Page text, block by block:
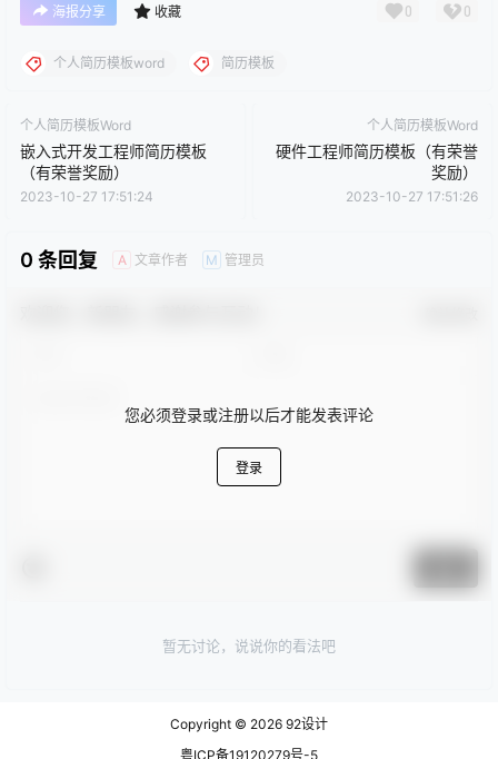
海报分享 收藏 0 0
个人简历模板word 简历模板
个人简历模板Word
嵌入式开发工程师简历模板
（有荣誉奖励）
2023-10-27 17:51:24
个人简历模板Word
硬件工程师简历模板（有荣誉
奖励）
2023-10-27 17:51:26
0 条回复 A 文章作者 M 管理员
您必须登录或注册以后才能发表评论
登录
暂无讨论，说说你的看法吧
Copyright © 2026 92设计
粤ICP备19120279号-5